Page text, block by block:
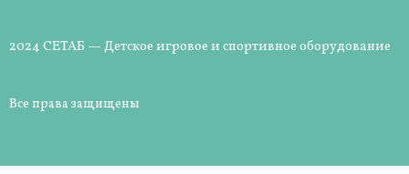
2024 СЕТАБ — Детское игровое и спортивное оборудование
Все права защищены